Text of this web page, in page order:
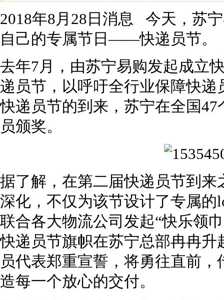
2018年8月28日消息 今天，苏
自己的专属节日——快递员节。
去年7月，由苏宁易购发起成立
递员节，以呼吁全行业保障快
快递员节的到来，苏宁在全国
员颁奖。
据了解，在第二届快递员节到
深化，不仅为该节设计了专属的
联合各大物流公司发起“快乐领
快递员节旗帜在苏宁总部冉冉升
员代表郑重宣誓，将勇往直前
造每一个放心的交付。